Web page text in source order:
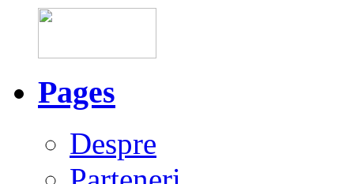
Pages
Despre